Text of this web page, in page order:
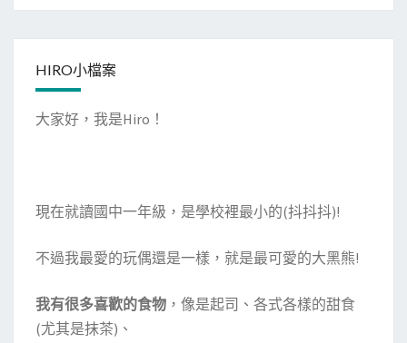
HIRO小檔案
大家好，我是Hiro！
現在就讀國中一年級，是學校裡最小的(抖抖抖)!
不過我最愛的玩偶還是一樣，就是最可愛的大黑熊!
我有很多喜歡的食物 ，像是起司、各式各樣的甜食
(尤其是抹茶)、